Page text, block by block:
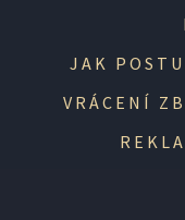
JAK
VRÁCENÍ